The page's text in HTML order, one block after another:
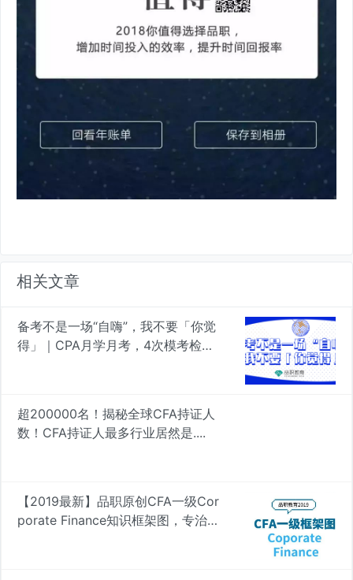
相关文章
备考不是一场“自嗨”，我不要「你觉
得」｜CPA月学月考，4次模考检验
超200000名！揭秘全球CFA持证人
数！CFA持证人最多行业居然是....
【2019最新】品职原创CFA一级Cor
porate Finance知识框架图，专治遗